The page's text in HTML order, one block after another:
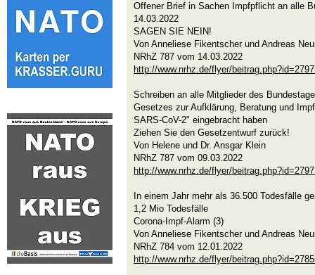
Offener Brief in Sachen Impfpflicht an alle
14.03.2022
SAGEN SIE NEIN!
Von Anneliese Fikentscher und Andreas
NRhZ 787 vom 14.03.2022
http://www.nrhz.de/flyer/
Schreiben an alle Mitglieder des
Gesetzes zur Aufklärung, Beratung und
SARS-CoV-2" eingebracht haben
Ziehen Sie den Gesetzentwurf zurück!
Von Helene und Dr. Ansgar Klein
NRhZ 787 vom 09.03.2022
http://www.nrhz.de/flyer/
In einem Jahr mehr als 36.500 Todesfälle
1,2 Mio Todesfälle
Corona-Impf-Alarm (3)
Von Anneliese Fikentscher und Andreas
NRhZ 784 vom 12.01.2022
http://www.nrhz.de/flyer/